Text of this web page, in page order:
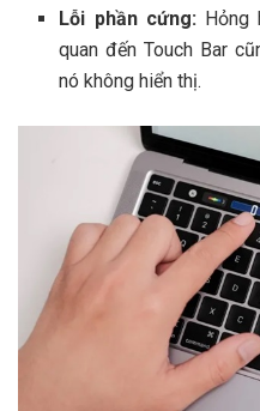
Lỗi phần cứng:Hỏng
quan đến Touch Bar
nó không hiển thị.